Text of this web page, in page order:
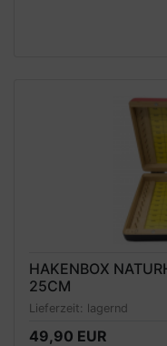
HAKENBOX
25CM
Lieferzeit: lagernd
49,90 EUR